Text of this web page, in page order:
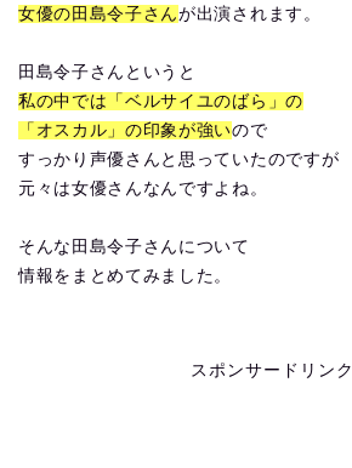
女優の田島令子さんが出演されます。
田島令子さんというと
私の中では「ベルサイユのばら」の
「オスカル」の印象が強いので
すっかり声優さんと思っていたのですが
元々は女優さんなんですよね。
そんな田島令子さんについて
情報をまとめてみました。
スポンサードリンク